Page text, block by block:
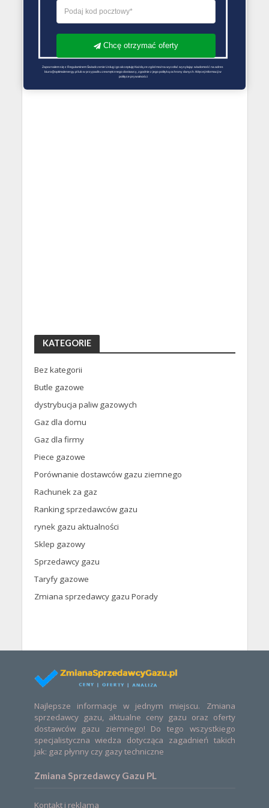
KATEGORIE
Bez kategorii
Butle gazowe
dystrybucja paliw gazowych
Gaz dla domu
Gaz dla firmy
Piece gazowe
Porównanie dostawców gazu ziemnego
Rachunek za gaz
Ranking sprzedawców gazu
rynek gazu aktualności
Sklep gazowy
Sprzedawcy gazu
Taryfy gazowe
Zmiana sprzedawcy gazu Porady
Najlepsze informacje w jednym miejscu. Zmiana
sprzedawcy gazu, aktualne ceny gazu oraz oferty
dostawców gazu ziemnego! Do tego wszystkiego
specjalistyczna wiedza dotycząca zagadnień takich
jak: gaz płynny czy gazy techniczne
Zmiana Sprzedawcy Gazu PL
Kontakt i reklama
Chcę otrzymać oferty
Zapoznałem się z Regulaminem Świadczenie Usług i go akceptuję Każdą ze zgód można wycofać wysyłając wiadomość na adres
biuro@optimalenergy.pl lub w przypadku zewnętrznego dostawcy, zgodnie z jego polityką ochrony danych. Więcej informacji w
polityce prywatności